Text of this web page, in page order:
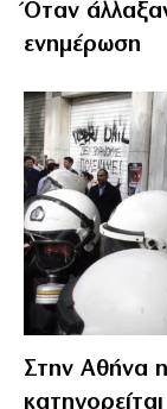
Όταν
ενημέρωση
Στην Αθήνα